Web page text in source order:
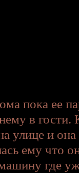
пока ее
в
улице и
ему что
где